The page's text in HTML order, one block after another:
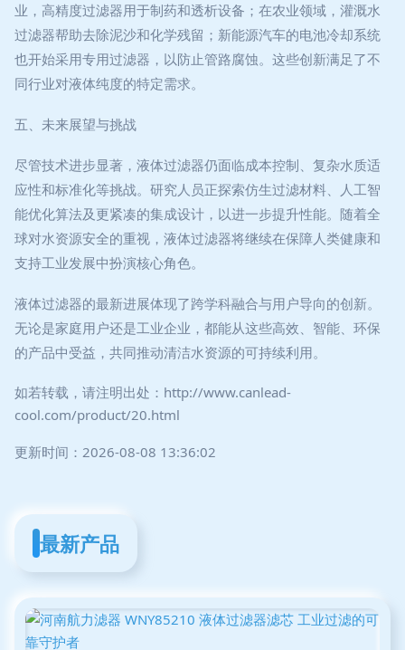
业，高精度过滤器用于制药和透析设备；在农业领域，灌溉水
过滤器帮助去除泥沙和化学残留；新能源汽车的电池冷却系统
也开始采用专用过滤器，以防止管路腐蚀。这些创新满足了不
同行业对液体纯度的特定需求。
五、未来展望与挑战
尽管技术进步显著，液体过滤器仍面临成本控制、复杂水质适
应性和标准化等挑战。研究人员正探索仿生过滤材料、人工智
能优化算法及更紧凑的集成设计，以进一步提升性能。随着全
球对水资源安全的重视，液体过滤器将继续在保障人类健康和
支持工业发展中扮演核心角色。
液体过滤器的最新进展体现了跨学科融合与用户导向的创新。
无论是家庭用户还是工业企业，都能从这些高效、智能、环保
的产品中受益，共同推动清洁水资源的可持续利用。
如若转载，请注明出处：http://www.canlead-
cool.com/product/20.html
更新时间：2026-08-08 13:36:02
最新产品